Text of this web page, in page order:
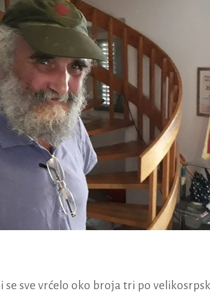
se sve vrćelo oko broja tri po